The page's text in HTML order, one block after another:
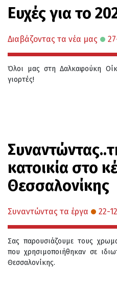
Ευχές για το
Διαβάζοντας τα νέα μας
Όλοι μας στη Δαλκαφούκη
γιορτές!
κατοικία στο
Θεσσαλονίκης
Συναντώντας τα έργα 22-
Σας παρουσιάζουμε τους
που χρησιμοποιήθηκαν σε
Θεσσαλονίκης.